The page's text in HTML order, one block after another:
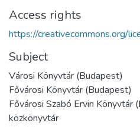
Access rights
https://creativecommons.org/
Subject
Városi Könyvtár (Budapest)
Fővárosi Könyvtár (Budapest)
Fővárosi Szabó Ervin Könyvtár
közkönyvtár